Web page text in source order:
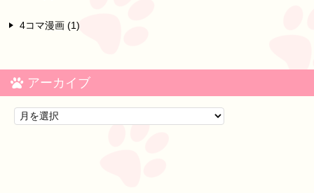
4コマ漫画 (1)
アーカイブ